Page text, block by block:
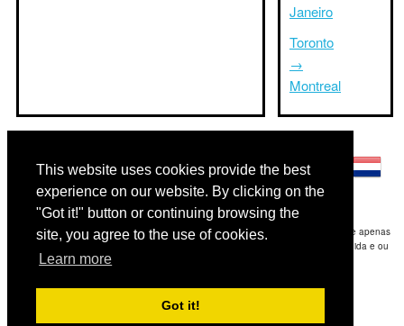
This website uses cookies provide the best
experience on our website. By clicking on the
"Got it!" button or continuing browsing the
site, you agree to the use of cookies.
Learn more
Got it!
Janeiro
Toronto
→
Montreal
Disclaimer: As informações apresentadas neste site é a nossa melhor estimativa e apenas
para sua referência.Triptimeto.com não se responsabiliza por qualquer atraso de ida e ou
consequentes danos / resultou das informações fornecidas.
Copyright 2015-2026
Contact Usfor feedback.